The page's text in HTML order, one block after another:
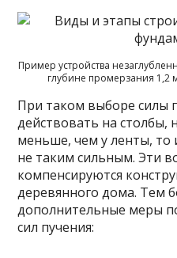
Пример устройства
глубине промерзания 1,2
При таком выборе силы
действовать на столбы,
меньше, чем у ленты, то
не таким сильным. Эти
компенсируются
деревянного дома. Тем
дополнительные меры
сил пучения: